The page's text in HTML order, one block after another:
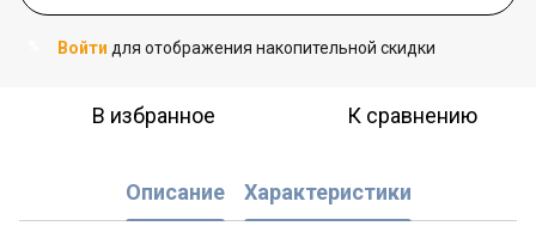
Войти для отображения накопительной скидки
В избранное К сравнению
Описание Характеристики